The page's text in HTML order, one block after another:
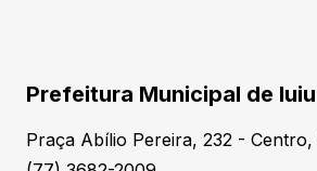
Prefeitura Municipal de
Praça Abílio Pereira, 232 - Centro,